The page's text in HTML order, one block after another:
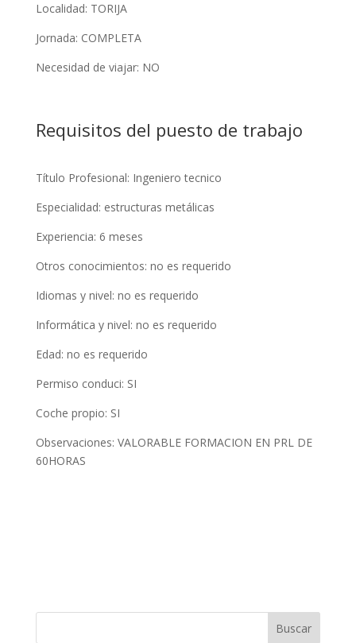
Localidad: TORIJA
Jornada: COMPLETA
Necesidad de viajar: NO
Requisitos del puesto de trabajo
Título Profesional: Ingeniero tecnico
Especialidad: estructuras metálicas
Experiencia: 6 meses
Otros conocimientos: no es requerido
Idiomas y nivel: no es requerido
Informática y nivel: no es requerido
Edad: no es requerido
Permiso conduci: SI
Coche propio: SI
Observaciones: VALORABLE FORMACION EN PRL DE
60HORAS
Buscar